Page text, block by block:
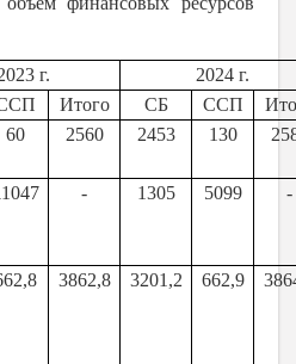
г.
2024 г.
Итого СБ ССП
60 2560 2453 130
- 1305 5099 -
3862,8 3201,2 662,9